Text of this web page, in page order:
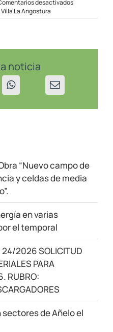
desactivados
Programado
Villa La Angostura
noticia
“Nuevo campo de
y celdas de media
en varias
el temporal
24/2026 SOLICITUD
PARA
RUBRO:
de Añelo el